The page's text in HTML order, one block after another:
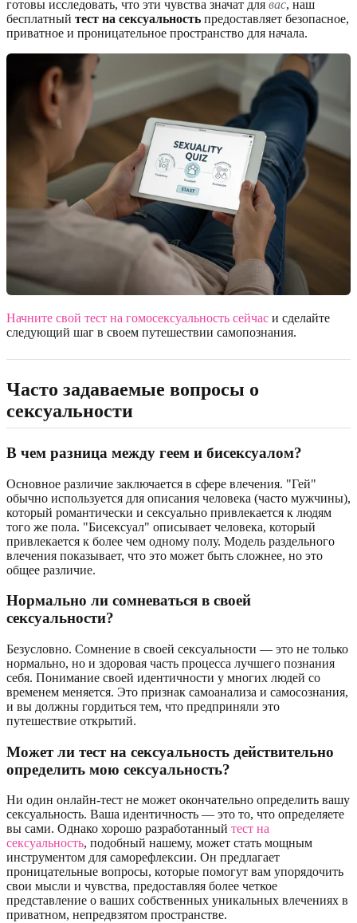
готовы исследовать, что эти чувства значат для вас, наш
бесплатный тест на сексуальность предоставляет безопасное,
приватное и проницательное пространство для начала.
Начните свой тест на гомосексуальность сейчас и сделайте
следующий шаг в своем путешествии самопознания.
Часто задаваемые вопросы о
сексуальности
В чем разница между геем и бисексуалом?
Основное различие заключается в сфере влечения. "Гей"
обычно используется для описания человека (часто мужчины),
который романтически и сексуально привлекается к людям
того же пола. "Бисексуал" описывает человека, который
привлекается к более чем одному полу. Модель раздельного
влечения показывает, что это может быть сложнее, но это
общее различие.
Нормально ли сомневаться в своей
сексуальности?
Безусловно. Сомнение в своей сексуальности — это не только
нормально, но и здоровая часть процесса лучшего познания
себя. Понимание своей идентичности у многих людей со
временем меняется. Это признак самоанализа и самосознания,
и вы должны гордиться тем, что предприняли это
путешествие открытий.
Может ли тест на сексуальность действительно
определить мою сексуальность?
Ни один онлайн-тест не может окончательно определить вашу
сексуальность. Ваша идентичность — это то, что определяете
вы сами. Однако хорошо разработанный тест на
сексуальность, подобный нашему, может стать мощным
инструментом для саморефлексии. Он предлагает
проницательные вопросы, которые помогут вам упорядочить
свои мысли и чувства, предоставляя более четкое
представление о ваших собственных уникальных влечениях в
приватном, непредвзятом пространстве.